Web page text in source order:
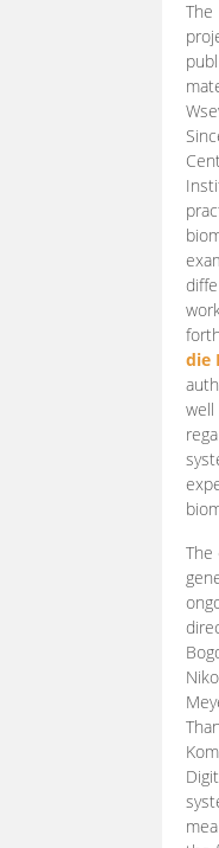
die
well
The